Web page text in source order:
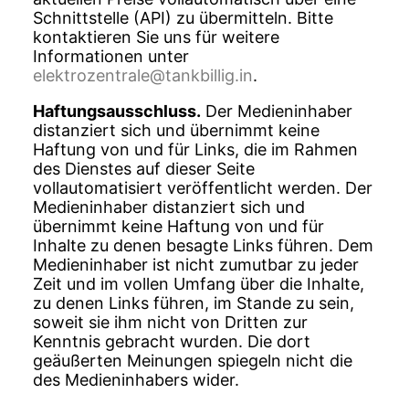
Schnittstelle (API) zu übermitteln. Bitte
kontaktieren Sie uns für weitere
Informationen unter
elektrozentrale@tankbillig.in.
Haftungsausschluss. Der Medieninhaber
distanziert sich und übernimmt keine
Haftung von und für Links, die im Rahmen
des Dienstes auf dieser Seite
vollautomatisiert veröffentlicht werden. Der
Medieninhaber distanziert sich und
übernimmt keine Haftung von und für
Inhalte zu denen besagte Links führen. Dem
Medieninhaber ist nicht zumutbar zu jeder
Zeit und im vollen Umfang über die Inhalte,
zu denen Links führen, im Stande zu sein,
soweit sie ihm nicht von Dritten zur
Kenntnis gebracht wurden. Die dort
geäußerten Meinungen spiegeln nicht die
des Medieninhabers wider.